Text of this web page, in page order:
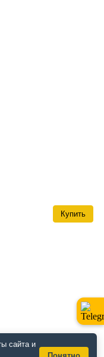
Купить
сайта и
Понятно